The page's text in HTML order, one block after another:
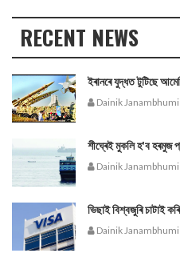
RECENT NEWS
ইৰানৰে যুদ্ধত টুটিছে
Dainik Janambhumi
শীঘ্ৰেই মুকলি হ'ব হৰমুজ
Dainik Janambhumi
ভিছাই বিশ্বজুৰি চাটাই
Dainik Janambhumi